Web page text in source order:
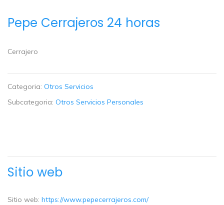
Pepe Cerrajeros 24 horas
Cerrajero
Categoria: Otros Servicios
Subcategoria: Otros Servicios Personales
Sitio web
Sitio web: https://www.pepecerrajeros.com/